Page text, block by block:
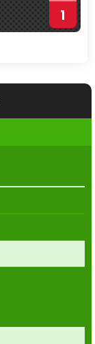
1